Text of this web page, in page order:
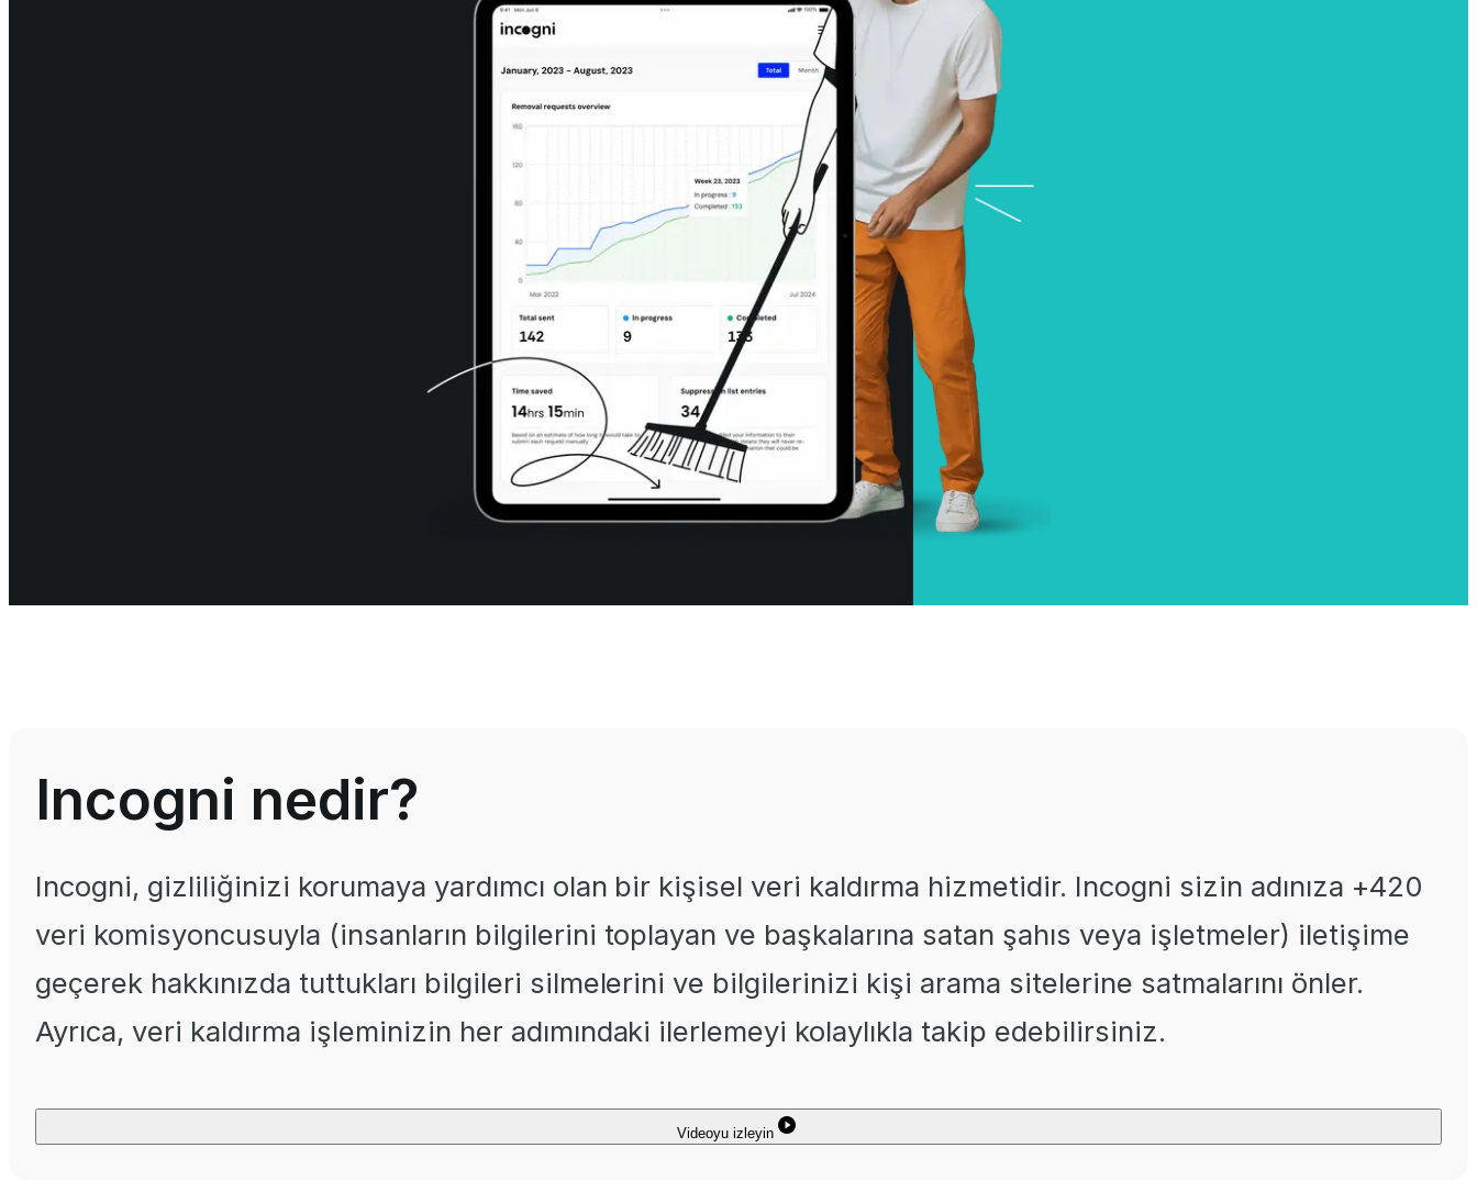
Incogni nedir?
Incogni, gizliliğinizi korumaya yardımcı olan bir kişisel veri kaldırma hizmetidir. Incogni sizin adınıza +420
veri komisyoncusuyla (insanların bilgilerini toplayan ve başkalarına satan şahıs veya işletmeler) iletişime
geçerek hakkınızda tuttukları bilgileri silmelerini ve bilgilerinizi kişi arama sitelerine satmalarını önler.
Ayrıca, veri kaldırma işleminizin her adımındaki ilerlemeyi kolaylıkla takip edebilirsiniz.
Videoyu izleyin